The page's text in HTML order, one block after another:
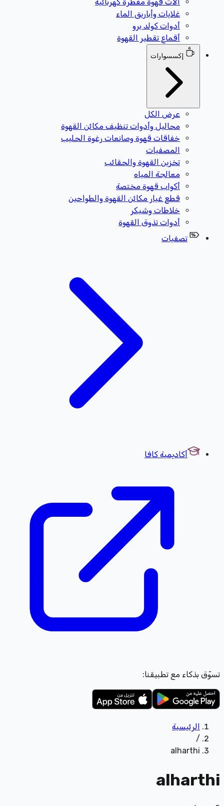
غلايات وأباريق الماء
أدوات كولد برو
أقماع تقطير القهوة
إكسسوارات
عرض الكل
محاليل وأدوات تنظيف مكائن القهوة
خفاقات قهوة وصانعات رغوة الحليب
المصفيات
تخزين القهوة والحقائب
معالجة المياه
أكواب قهوة مختصة
قطع غيار مكائن القهوة والطواحين
خلاطات وشيكر
أدوات تذوق القهوة
تصفيات
أكاديمية كافا
تسوّق بذكاء مع تطبيقنا:
الرئيسية
/
alharthi
alharthi